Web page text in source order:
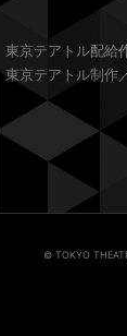
東京テアトル配給
東京テアトル制作
© TOKYO